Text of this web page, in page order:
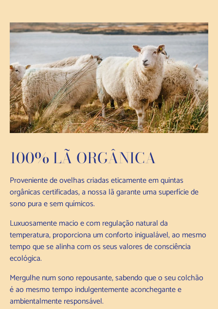
100% LÃ ORGÂNICA
Proveniente de ovelhas criadas eticamente em quintas
orgânicas certificadas, a nossa lã garante uma superfície de
sono pura e sem químicos.
Luxuosamente macio e com regulação natural da
temperatura, proporciona um conforto inigualável, ao mesmo
tempo que se alinha com os seus valores de consciência
ecológica.
Mergulhe num sono repousante, sabendo que o seu colchão
é ao mesmo tempo indulgentemente aconchegante e
ambientalmente responsável.